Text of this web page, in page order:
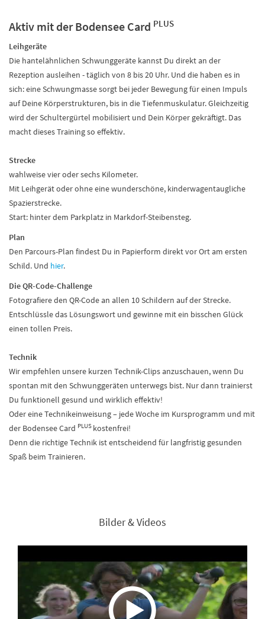
Aktiv mit der Bodensee Card PLUS
Leihgeräte
Die hantelähnlichen Schwunggeräte kannst Du direkt an der
Rezeption ausleihen - täglich von 8 bis 20 Uhr. Und die haben es in
sich: eine Schwungmasse sorgt bei jeder Bewegung für einen Impuls
auf Deine Körperstrukturen, bis in die Tiefenmuskulatur. Gleichzeitig
wird der Schultergürtel mobilisiert und Dein Körper gekräftigt. Das
macht dieses Training so effektiv.
Strecke
wahlweise vier oder sechs Kilometer.
Mit Leihgerät oder ohne eine wunderschöne, kinderwagentaugliche
Spazierstrecke.
Start: hinter dem Parkplatz in Markdorf-Steibensteg.
Plan
Den Parcours-Plan findest Du in Papierform direkt vor Ort am ersten
Schild. Und hier.
Die QR-Code-Challenge
Fotografiere den QR-Code an allen 10 Schildern auf der Strecke.
Entschlüssle das Lösungswort und gewinne mit ein bisschen Glück
einen tollen Preis.
Technik
Wir empfehlen unsere kurzen Technik-Clips anzuschauen, wenn Du
spontan mit den Schwunggeräten unterwegs bist. Nur dann trainierst
Du funktionell gesund und wirklich effektiv!
Oder eine Technikeinweisung – jede Woche im Kursprogramm und mit
der Bodensee Card PLUS kostenfrei!
Denn die richtige Technik ist entscheidend für langfristig gesunden
Spaß beim Trainieren.
Bilder & Videos